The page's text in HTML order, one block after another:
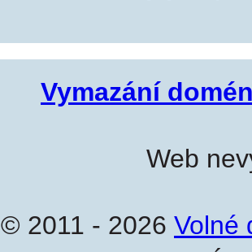
Vymazání
Web
© 2011 - 2026 Volné